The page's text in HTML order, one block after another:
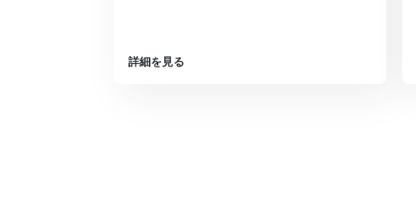
詳細を見る